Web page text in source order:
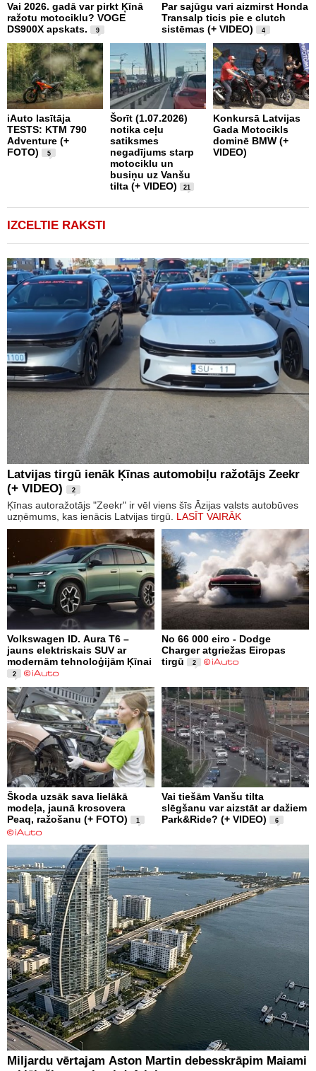
Vai 2026. gadā var pirkt Ķīnā
ražotu motociklu? VOGE
DS900X apskats.
9
Par sajūgu vari aizmirst Honda
Transalp ticis pie e clutch
sistēmas (+ VIDEO)
4
iAuto lasītāja
TESTS: KTM 790
Adventure (+
FOTO)
5
Šorīt (1.07.2026)
notika ceļu
satiksmes
negadījums starp
motociklu un
busiņu uz Vanšu
tilta (+ VIDEO)
21
Konkursā Latvijas
Gada Motocikls
dominē BMW (+
VIDEO)
IZCELTIE RAKSTI
Latvijas tirgū ienāk Ķīnas automobiļu ražotājs Zeekr
(+ VIDEO)
2
Ķīnas autoražotājs "Zeekr" ir vēl viens šīs Āzijas valsts autobūves
uzņēmums, kas ienācis Latvijas tirgū. LASĪT VAIRĀK
Volkswagen ID. Aura T6 –
jauns elektriskais SUV ar
modernām tehnoloģijām Ķīnai
2
No 66 000 eiro - Dodge
Charger atgriežas Eiropas
tirgū
2
Škoda uzsāk sava lielākā
modeļa, jaunā krosovera
Peaq, ražošanu (+ FOTO)
1
Vai tiešām Vanšu tilta
slēgšanu var aizstāt ar dažiem
Park&Ride? (+ VIDEO)
6
Miljardu vērtajam Aston Martin debesskrāpim Maiami